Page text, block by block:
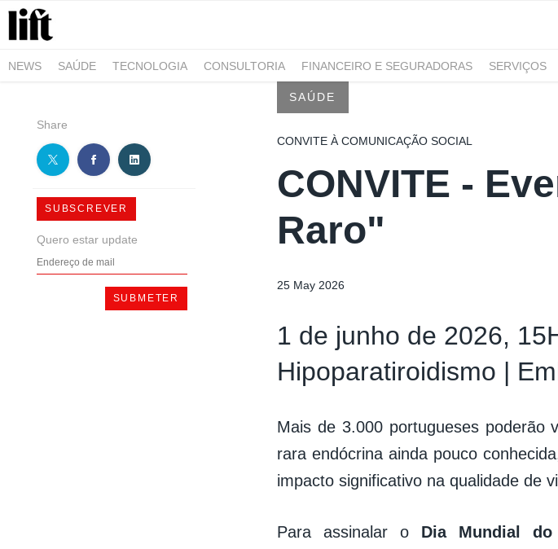
NEWS SAÚDE TECNOLOGIA CONSULTORIA FINANCEIRO E SEGURADORAS SERVIÇOS
ARQUITETURA
Share
SUBSCREVER
Quero estar update
SAÚDE
CONVITE À COMUNICAÇÃO SOCIAL
CONVITE -
Raro"
25 May 2026
1 de junho de 2026,
Hipoparatiroidismo |
Mais de 3.000 portugueses poderão
rara endócrina ainda pouco
impacto significativo na qualidade de
Para assinalar o Dia Mundial do